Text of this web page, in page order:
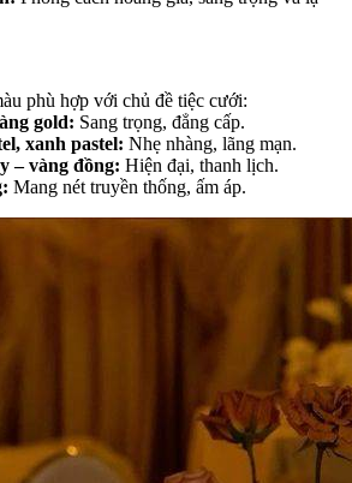
phù hợp với chủ đề tiệc cưới:
gold: Sang trọng, đẳng cấp.
xanh pastel: Nhẹ nhàng, lãng mạn.
– vàng đồng: Hiện đại, thanh lịch.
Mang nét truyền thống, ấm áp.